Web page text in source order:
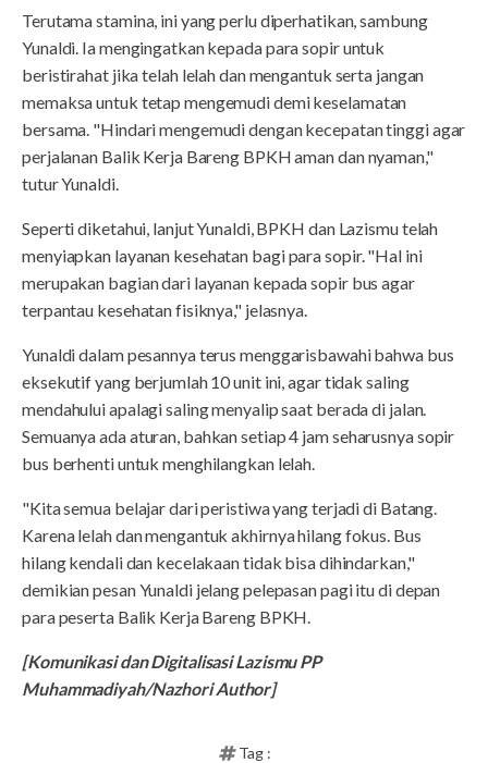
Terutama stamina, ini yang perlu diperhatikan, sambung
Yunaldi. Ia mengingatkan kepada para sopir untuk
beristirahat jika telah lelah dan mengantuk serta jangan
memaksa untuk tetap mengemudi demi keselamatan
bersama. "Hindari mengemudi dengan kecepatan tinggi agar
perjalanan Balik Kerja Bareng BPKH aman dan nyaman,"
tutur Yunaldi.
Seperti diketahui, lanjut Yunaldi, BPKH dan Lazismu telah
menyiapkan layanan kesehatan bagi para sopir. "Hal ini
merupakan bagian dari layanan kepada sopir bus agar
terpantau kesehatan fisiknya," jelasnya.
Yunaldi dalam pesannya terus menggarisbawahi bahwa bus
eksekutif yang berjumlah 10 unit ini, agar tidak saling
mendahului apalagi saling menyalip saat berada di jalan.
Semuanya ada aturan, bahkan setiap 4 jam seharusnya sopir
bus berhenti untuk menghilangkan lelah.
"Kita semua belajar dari peristiwa yang terjadi di Batang.
Karena lelah dan mengantuk akhirnya hilang fokus. Bus
hilang kendali dan kecelakaan tidak bisa dihindarkan,"
demikian pesan Yunaldi jelang pelepasan pagi itu di depan
para peserta Balik Kerja Bareng BPKH.
[Komunikasi dan Digitalisasi Lazismu PP
Muhammadiyah/Nazhori Author]
Tag :